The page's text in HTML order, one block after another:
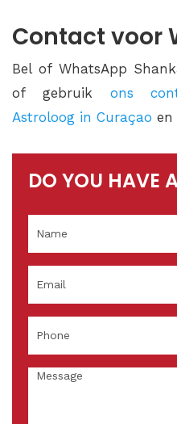
Contact voor
Bel of WhatsApp
of gebruik ons
Astroloog in Curaçao en
DO YOU HAVE